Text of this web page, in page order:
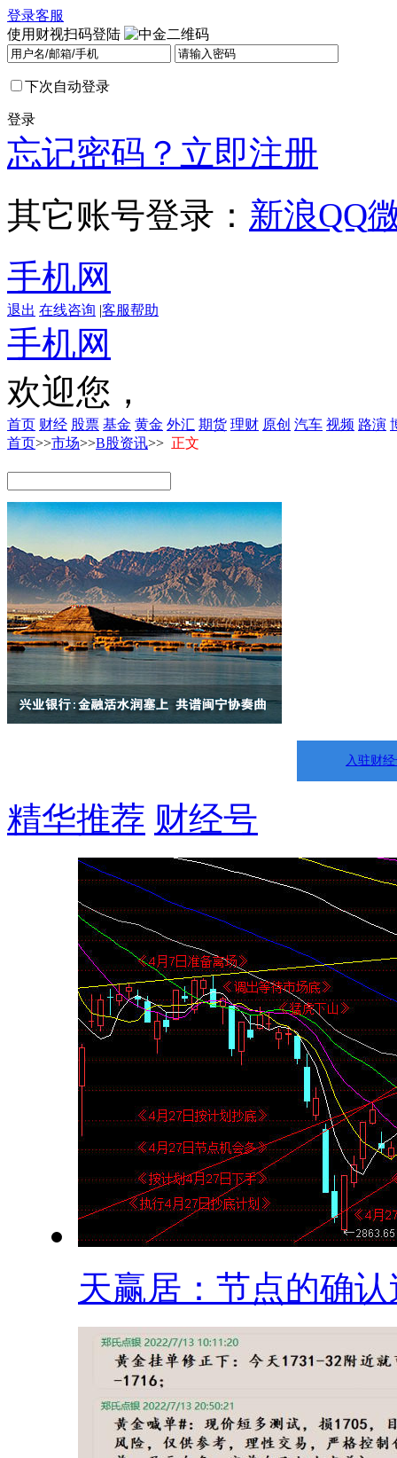
登录客服
使用财视扫码登陆
下次自动登录
登录
忘记密码？ 立即注册
其它账号登录： 新浪QQ
手机网
退出 在线咨询 |客服帮助
手机网
欢迎您，
首页 财经 股票 基金 黄金 外汇 期货 理财 原创 汽车 视频 路演
首页>>市场>>B股资讯>> 正文
入驻财
精华推荐 财经号
天赢居：节点的确认